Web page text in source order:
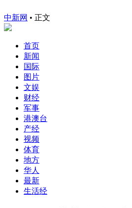
中新网 • 正文
首页
新闻
国际
图片
文娱
财经
军事
港澳台
产经
视频
体育
地方
华人
最新
生活经